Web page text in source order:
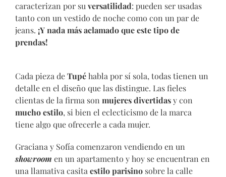
caracterizan por su versatilidad: pueden ser usadas
tanto con un vestido de noche como con un par de
jeans. ¡Y nada más aclamado que este tipo de
prendas!
Cada pieza deTupéhabla por sí sola, todas tienen un
detalle en el diseño que las distingue. Las fieles
clientas de la firma son mujeres divertidasy con
mucho estilo, si bien el eclecticismo de la marca
tiene algo que ofrecerle a cada mujer.
Graciana y Sofía comenzaron vendiendo en un
showroom en un apartamento y hoy se encuentran en
una llamativa casita estilo parisino sobre la calle